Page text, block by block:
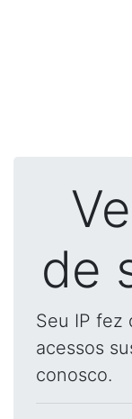
de
Seu IP fez
acessos
conosco.